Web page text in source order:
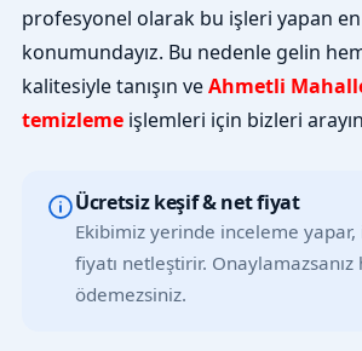
profesyonel olarak bu işleri yapan en
konumundayız. Bu nedenle gelin
kalitesiyle tanışın veAhmetli
temizlemeişlemleri için bizleri arayın
Ücretsiz keşif & net fiyat
Ekibimiz yerinde inceleme
fiyatı netleştirir.
ödemezsiniz.